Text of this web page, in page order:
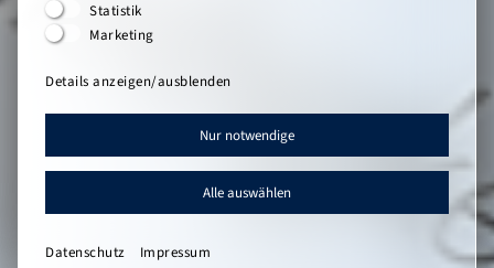
Statistik
Marketing
Details anzeigen/ausblenden
Nur notwendige
Alle auswählen
Datenschutz Impressum